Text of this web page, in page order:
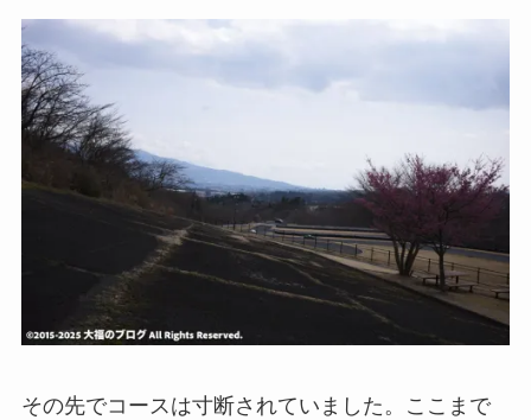
その先でコースは寸断されていました。ここまで